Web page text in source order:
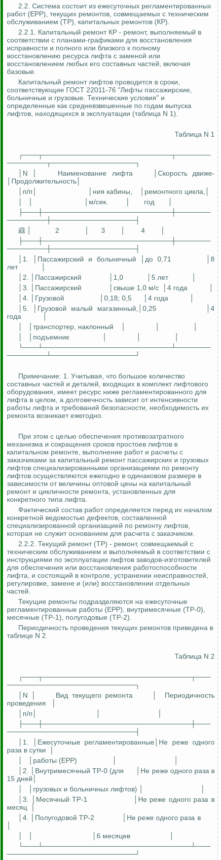
2.2. Система состоит из ежесуточных регламентированных
работ (ЕРР), текущих ремонтов, совмещаемых с техническим
обслуживанием (ТР), капитальных ремонтов (КР).
2.2.1. Капитальный ремонт КР - ремонт, выполняемый в
соответствии с планами-графиками для восстановления
исправности и полного или близкого к полному
восстановлению ресурса лифта с заменой или
восстановлением любых его составных частей, включая
базовые.
Капитальный ремонт лифтов проводится в сроки,
соответствующие ГОСТ 22011-76 "Лифты пассажирские,
больничные и грузовые. Технические условия" и
определенные как средневзвешенные по годам выпуска
лифтов, находящихся в эксплуатации (таблица N 1).
Таблица N 1
┌───┬──────────────────────────┬───────
────────┬─────────────────┐
│N │
Наименование лифта │Скоростьдвиже-
│Продолжительность│
п/п│ ния кабины,
│ремонтного цикла,│
м/сек. год
├───┼──────────────────────────┼───────
────────┼─────────────────┤
𗈕 │
2 3 4
├───┼──────────────────────────┼───────
────────┼─────────────────┤
│1. │Пассажирский и больничный │до 0,71
│8
лет
│2. │Пассажирский
│1,0 │5 лет
│3. │Пассажирский
│свыше 1,0 м/с │4 года
│4. │ Грузовой │0,18; 0,5 │4 года
│5. │Грузовой малый магазинный,│0,25
│4
года
│транспортер, наклонный
│подъемник
└───┴──────────────────────────┴───────
────────┴─────────────────┘
Примечание: 1. Учитывая, что большое количество
составных частей и деталей, входящих в комплект лифтового
оборудования, имеет ресурс ниже регламентированного для
лифта в целом, а долговечность зависит от интенсивности
работы лифта и требований безопасности, необходимость их
ремонта возникает ежегодно.
При этом с целью обеспечения противозатратного
механизма и сокращения сроков простоев лифтов в
капитальном ремонте, выполнение работ и расчеты с
заказчиками за капитальный ремонт пассажирских и грузовых
лифтов специализированными организациями по ремонту
лифтов осуществляются ежегодно в одинаковом размере в
зависимости от величины оптовой цены на капитальный
ремонт и цикличности ремонта, установленных для
конкретного типа лифта.
Фактический состав работ определяется перед их началом
конкретной ведомостью дефектов, составленной
специализированной организацией по ремонту лифтов,
которая не служит основанием для расчета с заказчиком.
2.2.2. Текущий ремонт (ТР) - ремонт, совмещаемый с
техническим обслуживанием и выполняемый в соответствии с
инструкциями по эксплуатации лифтов заводов-изготовителей
для обеспечения или восстановления работоспособности
лифта, и состоящий в контроле, устранении неисправностей,
регулировке, замене и (или) восстановлении отдельных
частей.
Текущие ремонты подразделяются на ежесуточные
регламентированные работы (ЕРР), внутримесячные (ТР-0),
месячные (ТР-1), полугодовые (ТР-2).
Периодичность проведения текущих ремонтов приведена в
таблице N 2.
Таблица N 2
┌───┬──────────────────────────────┬───
──────────────────────────┐
│N │
Вид текущего ремонта
Периодичность
проведения
п/п│
├───┼──────────────────────────────┼───
──────────────────────────┤
│1. │Ежесуточные регламентированные │Не реже одного
раза в сутки
│работы (ЕРР)
│2. │ Внутримесячный ТР-0 (для │Не реже одного раза в
15 дней│
│грузовых и больничных лифтов) │
│3. │Месячный ТР-1
│Не реже одного раза в
месяц
│4. │Полугодовой ТР-2
│Не реже одного раза в
│6 месяцев
└───┴──────────────────────────────┴───
──────────────────────────┘